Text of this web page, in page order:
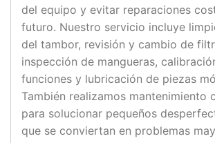
del equipo y evitar reparaciones
futuro. Nuestro servicio incluye
del tambor, revisión y cambio de
inspección de mangueras,
funciones y lubricación de piezas
También realizamos mantenimiento
para solucionar pequeños
que se conviertan en problemas